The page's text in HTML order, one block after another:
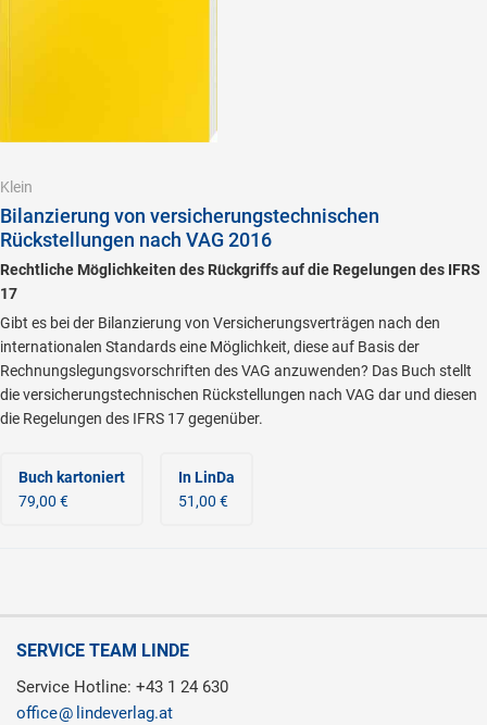
Klein
Bilanzierung von versicherungstechnischen
Rückstellungen nach VAG 2016
Rechtliche Möglichkeiten des Rückgriffs auf die Regelungen des IFRS
17
Gibt es bei der Bilanzierung von Versicherungsverträgen nach den
internationalen Standards eine Möglichkeit, diese auf Basis der
Rechnungslegungsvorschriften des VAG anzuwenden? Das Buch stellt
die versicherungstechnischen Rückstellungen nach VAG dar und diesen
die Regelungen des IFRS 17 gegenüber.
Buch kartoniert
79,00 €
In LinDa
51,00 €
SERVICE TEAM LINDE
Service Hotline: +43 1 24 630
office
lindeverlag.at